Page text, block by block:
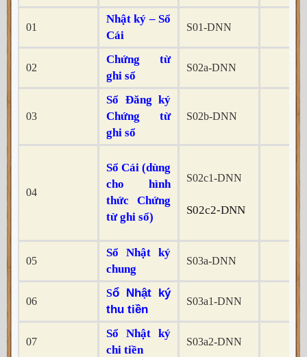
01
Nhật ký – Sổ
Cái
S01-DNN
02
Chứng từ
ghi sổ
S02a-DNN –
03
Sổ Đăng ký
Chứng từ
ghi sổ
S02b-DNN –
04
Sổ Cái (dùng
cho hình
thức Chứng
từ ghi sổ)
S02c1-DNN
S02c2-DNN
05
Sổ Nhật ký
chung
S03a-DNN
06
Sổ Nhật ký
thu tiền
S03a1-DNN
07
Sổ Nhật ký
chi tiền
S03a2-DNN